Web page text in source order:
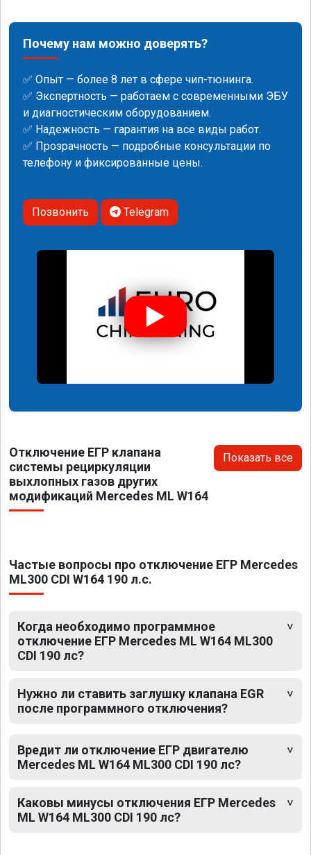
Почему нам можно доверять?
✅ Опыт — более 8 лет в сфере чип-тюнинга.
✅ Экспертность — работаем с современными ЭБУ
и диагностическим оборудованием.
✅ Надежность — гарантия на все виды работ.
✅ Прозрачность — подробные консультации по
телефону и фиксированные цены.
Позвонить Telegram
Отключение ЕГР клапана
системы рециркуляции
выхлопных газов других
модификаций Mercedes ML W164
Показать все
Частые вопросы про отключение ЕГР Mercedes
ML300 CDI W164 190 л.с.
Когда необходимо программное
отключение ЕГР Mercedes ML W164 ML300
CDI 190 лс?
Нужно ли ставить заглушку клапана EGR
после программного отключения?
Вредит ли отключение ЕГР двигателю
Mercedes ML W164 ML300 CDI 190 лс?
Каковы минусы отключения ЕГР Mercedes
ML W164 ML300 CDI 190 лс?